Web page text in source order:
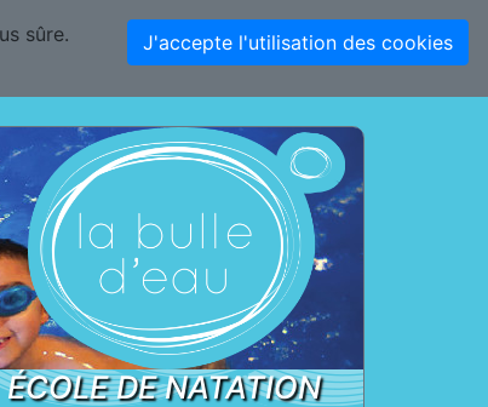
sûre.
J'accepte l'utilisation des cookies
ÉCOLE DE NATATION